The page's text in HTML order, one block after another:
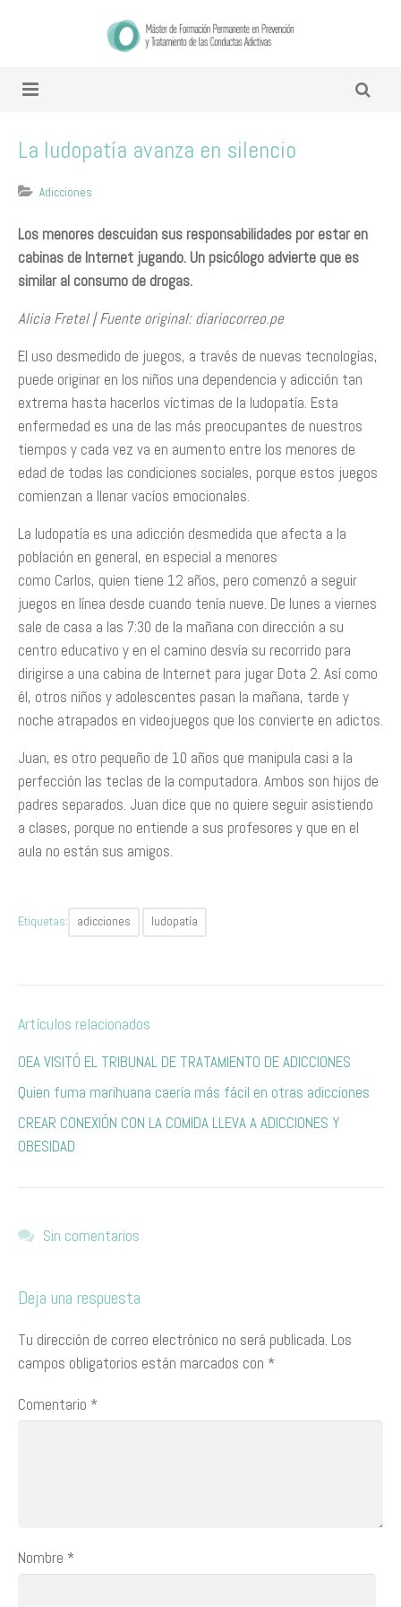
La ludopatía avanza en silencio
Adicciones
Los menores descuidan sus responsabilidades por estar en
cabinas de Internet jugando. Un psicólogo advierte que es
similar al consumo de drogas.
Alicia Fretel | Fuente original: diariocorreo.pe
El uso desmedido de juegos, a través de nuevas tecnologías,
puede originar en los niños una dependencia y adicción tan
extrema hasta hacerlos víctimas de la ludopatía. Esta
enfermedad es una de las más preocupantes de nuestros
tiempos y cada vez va en aumento entre los menores de
edad de todas las condiciones sociales, porque estos juegos
comienzan a llenar vacíos emocionales.
La ludopatía es una adicción desmedida que afecta a la
población en general, en especial a menores
como Carlos, quien tiene 12 años, pero comenzó a seguir
juegos en línea desde cuando tenía nueve. De lunes a viernes
sale de casa a las 7:30 de la mañana con dirección a su
centro educativo y en el camino desvía su recorrido para
dirigirse a una cabina de Internet para jugar Dota 2. Así como
él, otros niños y adolescentes pasan la mañana, tarde y
noche atrapados en videojuegos que los convierte en adictos.
Juan, es otro pequeño de 10 años que manipula casi a la
perfección las teclas de la computadora. Ambos son hijos de
padres separados. Juan dice que no quiere seguir asistiendo
a clases, porque no entiende a sus profesores y que en el
aula no están sus amigos.
Etiquetas: adicciones ludopatía
Artículos relacionados
OEA VISITÓ EL TRIBUNAL DE TRATAMIENTO DE ADICCIONES
Quien fuma marihuana caería más fácil en otras adicciones
​C​REAR CONEXIÓN CON LA COMIDA LLEVA A ADICCIONES Y
OBESIDAD
Sin comentarios
Deja una respuesta
Tu dirección de correo electrónico no será publicada. Los
campos obligatorios están marcados con *
Comentario *
Nombre *